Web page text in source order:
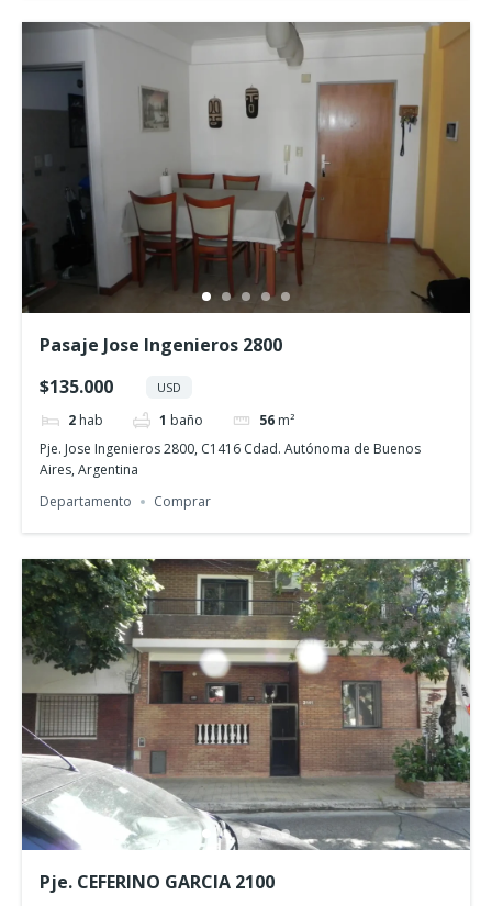
Pasaje Jose Ingenieros 2800
$135.000
USD
2 hab 1 baño 56 m²
Pje. Jose Ingenieros 2800, C1416 Cdad. Autónoma de Buenos
Aires, Argentina
Departamento
Comprar
Pje. CEFERINO GARCIA 2100